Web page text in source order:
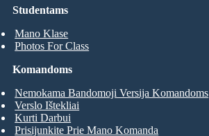
Studentams
Mano Klase
Photos For Class
Komandoms
Nemokama Bandomoji Versija Komandoms
Verslo Ištekliai
Kurti Darbui
Prisijunkite Prie Mano Komanda